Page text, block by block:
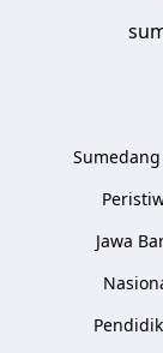
Sumedang
Jawa